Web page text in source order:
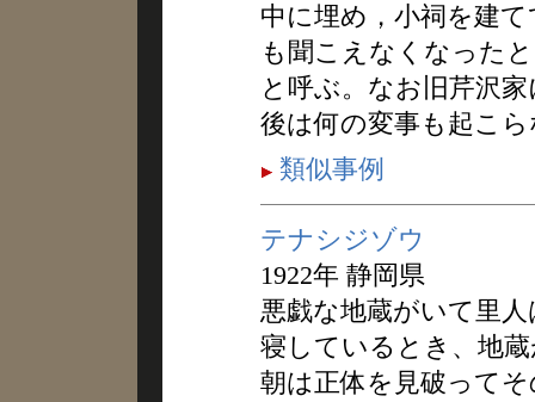
中に埋め，小祠を建
も聞こえなくなった
と呼ぶ。なお旧芹沢
後は何の変事も起こ
類似事例
テナシジゾウ
1922年 静岡県
悪戯な地蔵がいて里
寝しているとき、地
朝は正体を見破って